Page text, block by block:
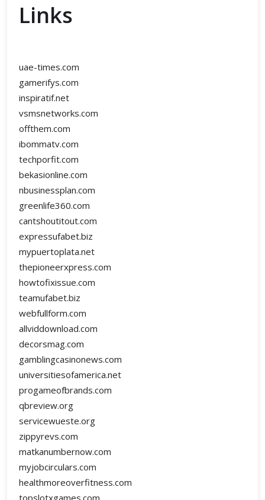
Links
uae-times.com
gamerifys.com
inspiratif.net
vsmsnetworks.com
offthem.com
ibommatv.com
techporfit.com
bekasionline.com
nbusinessplan.com
greenlife360.com
cantshoutitout.com
expressufabet.biz
mypuertoplata.net
thepioneerxpress.com
howtofixissue.com
teamufabet.biz
webfullform.com
allviddownload.com
decorsmag.com
gamblingcasinonews.com
universitiesofamerica.net
progameofbrands.com
qbreview.org
servicewueste.org
zippyrevs.com
matkanumbernow.com
myjobcirculars.com
healthmoreoverfitness.com